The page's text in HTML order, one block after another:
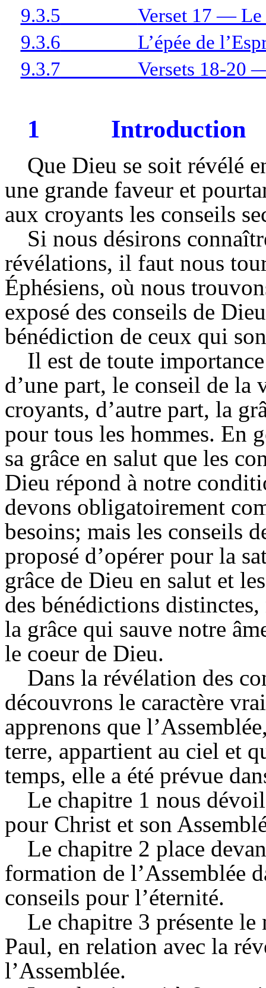
9.3.5
Verset 17 — Le
9.3.6
L’épée de
9.3.7
Versets 18-20
1 Introduction
Que Dieu se soit révélé
une grande faveur et
aux croyants les conseils
Si nous désirons
révélations, il faut nous
Éphésiens, où nous
exposé des conseils de
bénédiction de ceux qui
Il est de toute
d’une part, le conseil de
croyants, d’autre part, la
pour tous les hommes. En
sa grâce en salut que les
Dieu répond à notre
devons obligatoirement
besoins; mais les conseils
proposé d’opérer pour la
grâce de Dieu en salut et
des bénédictions distinctes,
la grâce qui sauve notre
le coeur de Dieu.
Dans la révélation des
découvrons le caractère
apprenons que
terre, appartient au ciel et
temps, elle a été prévue
Le chapitre 1 nous
pour Christ et son
Le chapitre 2 place
formation de l’Assemblée
conseils pour l’éternité.
Le chapitre 3 présente
Paul, en relation avec la
l’Assemblée.